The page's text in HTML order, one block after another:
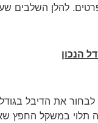
להלן השלבים
את הדיבל
תלוי במשקל החפץ